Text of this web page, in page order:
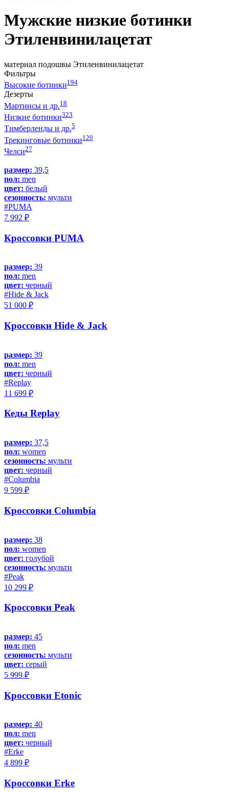
Мужские низкие ботинки
Этиленвинилацетат
материал подошвы Этиленвинилацетат
Фильтры
Высокие ботинки194
Дезерты
Мартинсы и др.18
Низкие ботинки323
Тимберленды и др.5
Трекинговые ботинки120
Челси27
размер: 39,5
пол: men
цвет: белый
сезонность: мульти
#PUMA
7 992 ₽
Кроссовки PUMA
размер: 39
пол: men
цвет: черный
#Hide & Jack
51 000 ₽
Кроссовки Hide & Jack
размер: 39
пол: men
цвет: черный
#Replay
11 699 ₽
Кеды Replay
размер: 37,5
пол: women
сезонность: мульти
цвет: черный
#Columbia
9 599 ₽
Кроссовки Columbia
размер: 38
пол: women
цвет: голубой
сезонность: мульти
#Peak
10 299 ₽
Кроссовки Peak
размер: 45
пол: men
сезонность: мульти
цвет: серый
5 999 ₽
Кроссовки Etonic
размер: 40
пол: men
цвет: черный
#Erke
4 899 ₽
Кроссовки Erke